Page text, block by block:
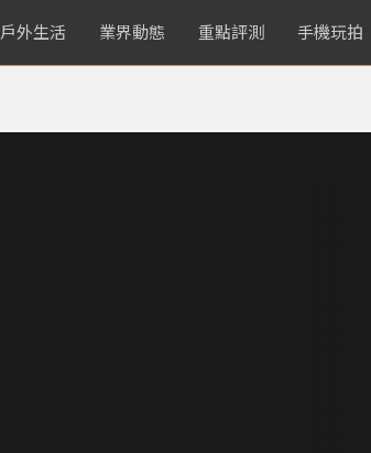
戶外生活 業界動態 重點評測 手機玩拍